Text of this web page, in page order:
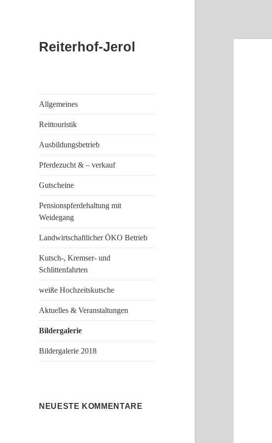
Reiterhof-Jerol
Allgemeines
Reittouristik
Ausbildungsbetrieb
Pferdezucht & – verkauf
Gutscheine
Pensionspferdehaltung mit
Weidegang
Landwirtschaftlicher ÖKO Betrieb
Kutsch-, Kremser- und
Schlittenfahrten
weiße Hochzeitskutsche
Aktuelles & Veranstaltungen
Bildergalerie
Bildergalerie 2018
NEUESTE KOMMENTARE